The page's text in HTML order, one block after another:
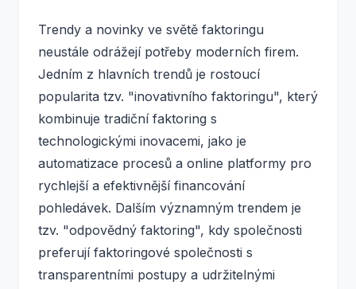
Trendy a novinky ve světě faktoringu
neustále odrážejí potřeby moderních firem.
Jedním z hlavních trendů je rostoucí
popularita tzv. "inovativního faktoringu", který
kombinuje tradiční faktoring s
technologickými inovacemi, jako je
automatizace procesů a online platformy pro
rychlejší a efektivnější financování
pohledávek. Dalším významným trendem je
tzv. "odpovědný faktoring", kdy společnosti
preferují faktoringové společnosti s
transparentními postupy a udržitelnými